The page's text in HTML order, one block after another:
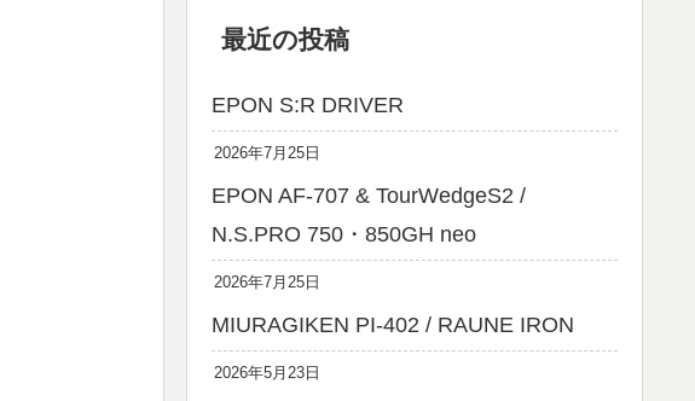
最近の投稿
EPON S:R DRIVER
2026年7月25日
EPON AF-707 & TourWedgeS2 /
N.S.PRO 750・850GH neo
2026年7月25日
MIURAGIKEN PI-402 / RAUNE IRON
2026年5月23日